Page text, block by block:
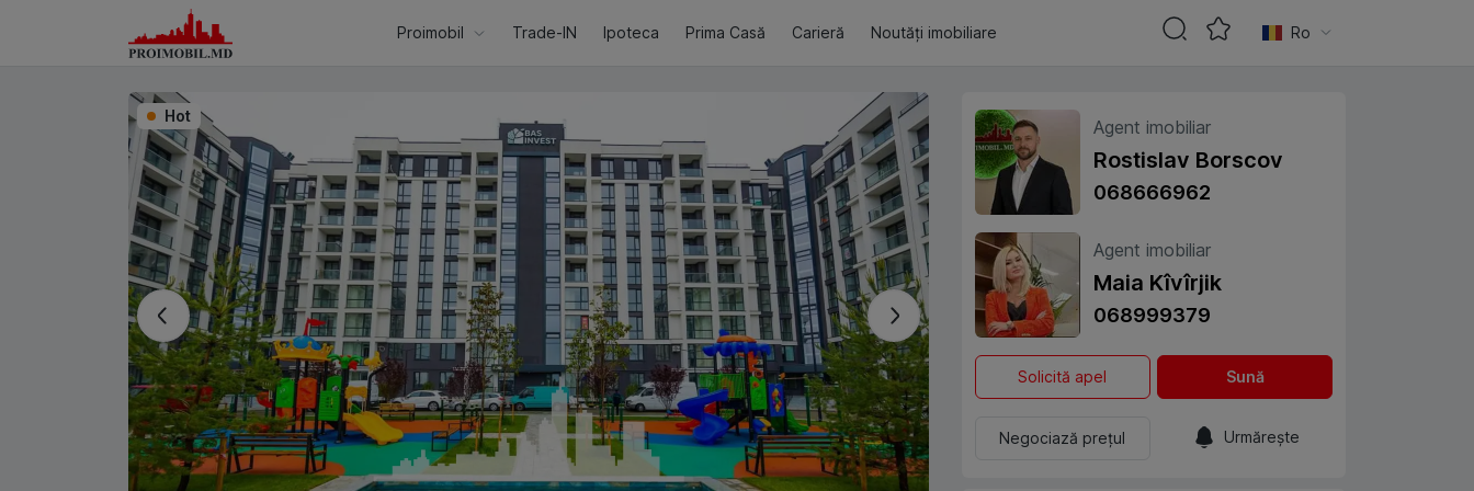
Hot
Agent imobiliar
Rostislav Borscov
068666962
Agent imobiliar
Maia Kîvîrjik
068999379
Solicită apel Sună
Negociază prețul Urmărește
Proimobil Trade-IN Ipoteca Prima Casă Carieră Noutăți imobiliare Ro